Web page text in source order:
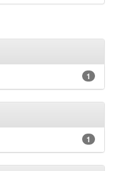
1
1